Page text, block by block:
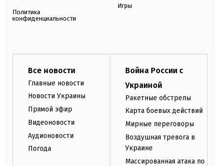
Политика
конфиденциальности
Игры
Все новости
Главные новости
Новости Украины
Прямой эфир
Видеоновости
Аудионовости
Погода
Война России с
Украиной
Ракетные обстрелы
Карта боевых действий
Мирные переговоры
Воздушная тревога в
Украине
Массированная атака по